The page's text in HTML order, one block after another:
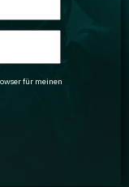
für meinen